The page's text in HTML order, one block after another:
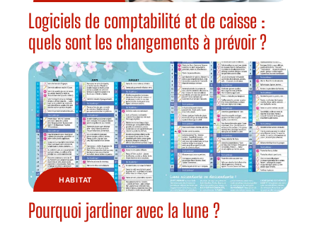
Logiciels de comptabilité et de caisse :
quels sont les changements à prévoir ?
HABITAT
Pourquoi jardiner avec la lune ?